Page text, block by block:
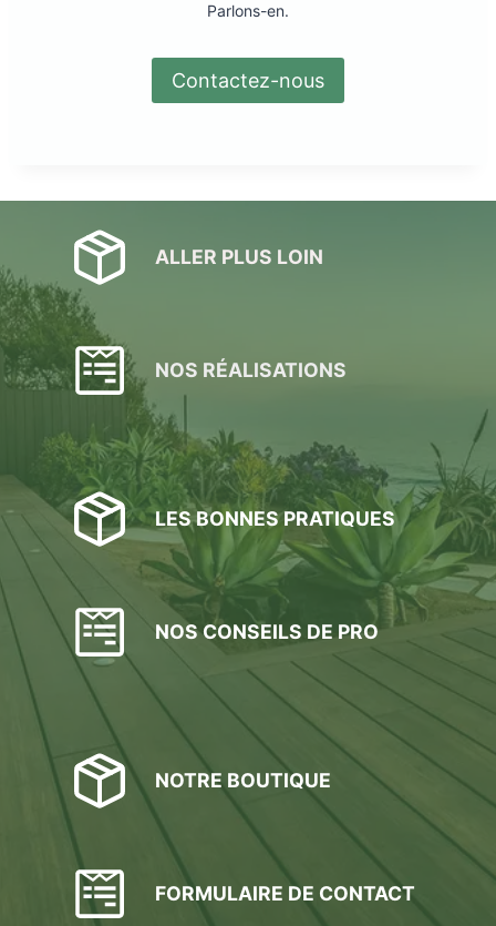
Parlons-en.
Contactez-nous
ALLER PLUS LOIN
NOS RÉALISATIONS
LES BONNES PRATIQUES
NOS CONSEILS DE PRO
NOTRE BOUTIQUE
FORMULAIRE DE CONTACT